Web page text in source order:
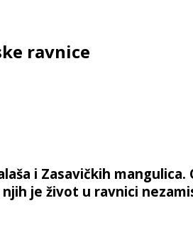
ravnice
i Zasavičkih mangulica.
je život u ravnici